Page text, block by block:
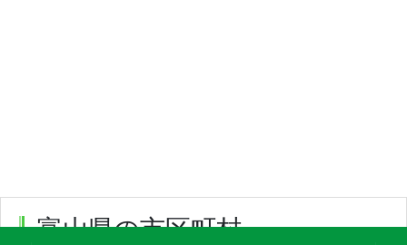
富山県の市区町村